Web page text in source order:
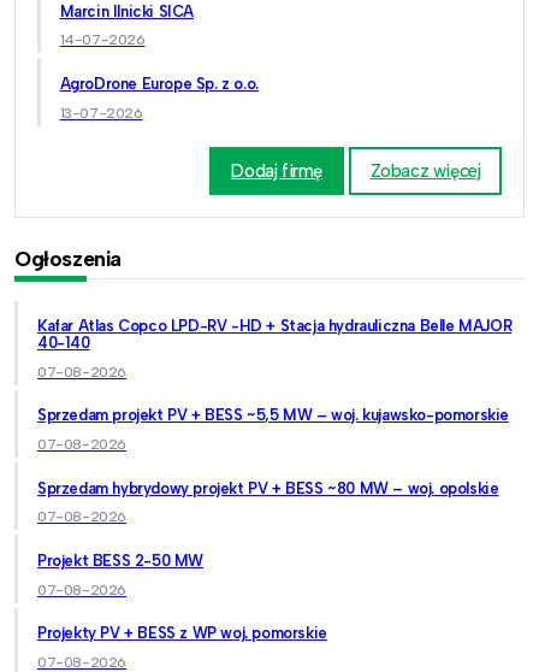
Marcin Ilnicki SICA
14-07-2026
AgroDrone Europe Sp. z o.o.
13-07-2026
Dodaj firmę Zobacz więcej
Ogłoszenia
Kafar Atlas Copco LPD-RV -HD + Stacja hydrauliczna Belle MAJOR
40-140
07-08-2026
Sprzedam projekt PV + BESS ~5,5 MW – woj. kujawsko-pomorskie
07-08-2026
Sprzedam hybrydowy projekt PV + BESS ~80 MW – woj. opolskie
07-08-2026
Projekt BESS 2-50 MW
07-08-2026
Projekty PV + BESS z WP woj. pomorskie
07-08-2026